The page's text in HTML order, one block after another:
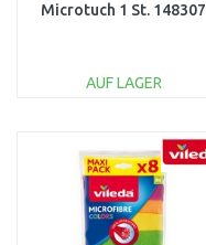
Microtuch 1 St. 148307
AUF LAGER
WARENKORB
Vergleichen